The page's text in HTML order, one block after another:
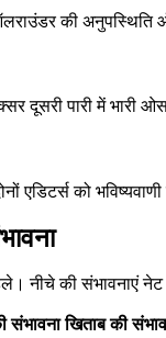
की
पारी में भारी ओस
एडिटर्स को
की संभावनाएं नेट
संभावना खिताब की